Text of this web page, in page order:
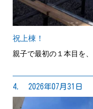
祝上棟！
親子で最初の１本目を
4. 2026年07月31日